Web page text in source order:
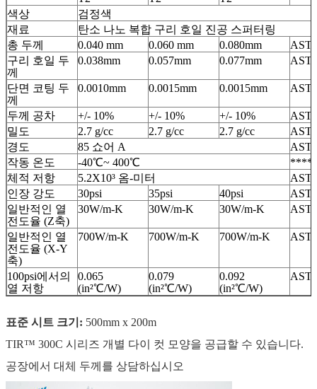
색상
검정색
재료
탄소 나노 복합 구리 호일 진공 스퍼터링
총 두께
0.040 mm 0.060 mm 0.080mm
구리 호일 두
께
0.038mm 0.057mm 0.077mm
단면 코팅 두
께
0.0010mm 0.0015mm 0.0015mm
두께 공차 +/- 10% +/- 10% +/- 10%
밀도
2.7 g/cc 2.7 g/cc 2.7 g/cc
경도
85 쇼어 A
작동 온도
-40℃~ 400℃
체적 저항
5.2X10³ 옴-미터
인장 강도
30psi 35psi 40psi
일반적인 열
전도율 (Z축)
30W/m-K 30W/m-K 30W/m-K
일반적인 열
전도율 (X-Y
축)
700W/m-K 700W/m-K 700W/m-K
100psi에서의
열 저항
0.065
(in²℃/W)
0.079
(in²℃/W)
0.092
(in²℃/W)
표준 시트 크기: 500mm x 200m
TIR™ 300C 시리즈 개별 다이 컷 모양을 공급할 수 있습니다.
공장에서 대체 두께를 상담하십시오